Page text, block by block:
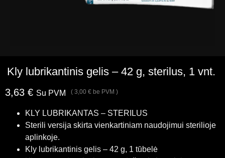
Kly lubrikantinis gelis – 42 g, sterilus, 1 vnt.
3,63 € Su PVM ( 3,00 € be PVM )
KLY LUBRIKANTAS – STERILUS
Sterili versija skirta vienkartiniam naudojimui sterilioje
aplinkoje.
Kly lubrikantinis gelis – 42 g, 1 tūbelė